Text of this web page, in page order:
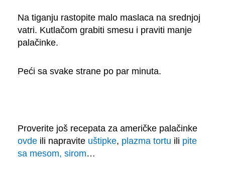
Na tiganju rastopite malo maslaca na srednjoj
vatri. Kutlačom grabiti smesu i praviti manje
palačinke.
Peći sa svake strane po par minuta.
Proverite još recepata za američke palačinke
ovde ili napravite uštipke, plazma tortu ili pite
sa mesom, sirom…